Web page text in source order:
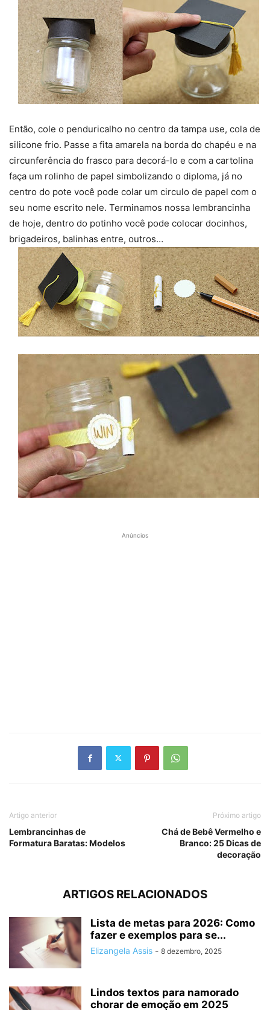
Então, cole o penduricalho no centro da tampa use, cola de
silicone frio. Passe a fita amarela na borda do chapéu e na
circunferência do frasco para decorá-lo e com a cartolina
faça um rolinho de papel simbolizando o diploma, já no
centro do pote você pode colar um circulo de papel com o
seu nome escrito nele. Terminamos nossa lembrancinha
de hoje, dentro do potinho você pode colocar docinhos,
brigadeiros, balinhas entre, outros…
Anúncios
Artigo anterior
Lembrancinhas de
Formatura Baratas: Modelos
Próximo artigo
Chá de Bebê Vermelho e
Branco: 25 Dicas de
decoração
ARTIGOS RELACIONADOS
Lista de metas para 2026: Como
fazer e exemplos para se...
Elizangela Assis - 8 dezembro, 2025
Lindos textos para namorado
chorar de emoção em 2025